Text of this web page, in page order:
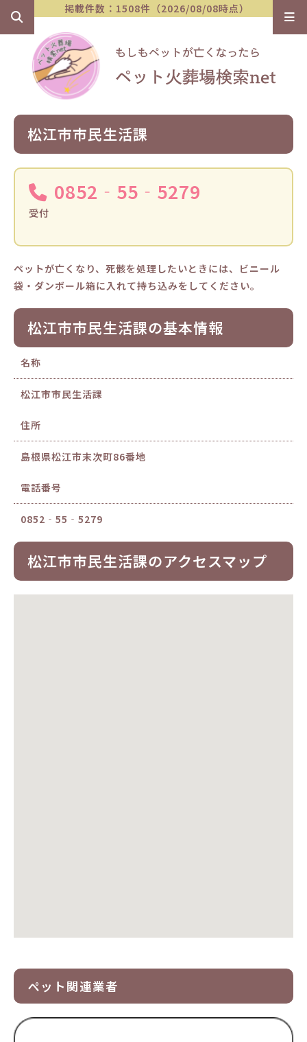
掲載件数：1508件（2026/08/08時点）
松江市市民生活課
0852‐55‐5279
受付
ペットが亡くなり、死骸を処理したいときには、ビニール
袋・ダンボール箱に入れて持ち込みをしてください。
松江市市民生活課の基本情報
名称
松江市市民生活課
住所
島根県松江市末次町86番地
電話番号
0852‐55‐5279
松江市市民生活課のアクセスマップ
ペット関連業者